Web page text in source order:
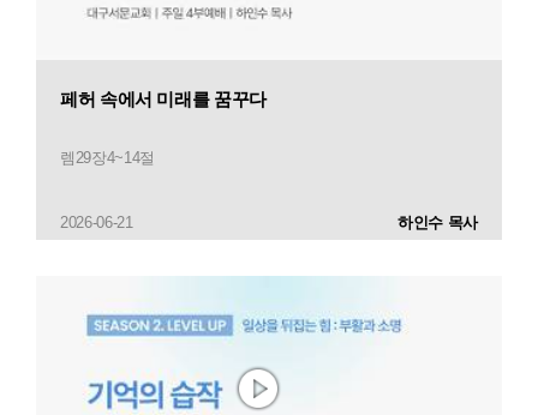
페허 속에서 미래를 꿈꾸다
렘29장4~14절
2026-06-21 하인수 목사